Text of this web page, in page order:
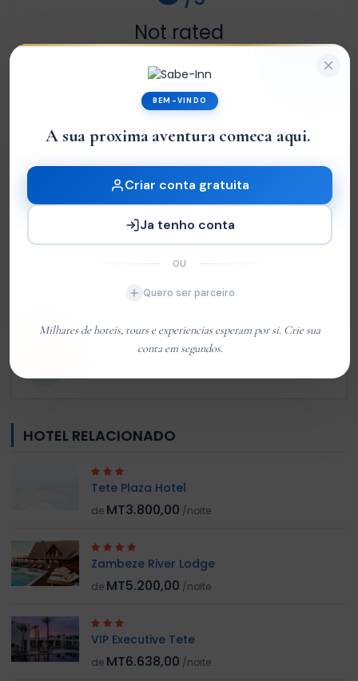
Not rated
Com base em
Média
Ruim
Terrível
0
to write review
Customer 01
HOTEL RELACIONADO
Tete Plaza Hotel
de MT3.800,00 /noite
Zambeze River Lodge
de MT5.200,00 /noite
VIP Executive Tete
de MT6.638,00 /noite
BEM-VINDO
A sua proxima aventura comeca a|
Criar conta gratuita
Ja tenho conta
OU
Quero ser parceiro
Milhares de hoteis, tours e experiencias esperam por si. Crie sua
conta em segundos.